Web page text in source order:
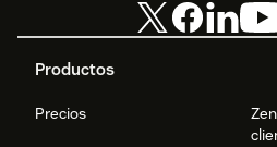
Productos
Precios